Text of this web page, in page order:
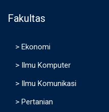
Fakultas
> Ekonomi
> Ilmu Komputer
> Ilmu Komunikasi
> Pertanian